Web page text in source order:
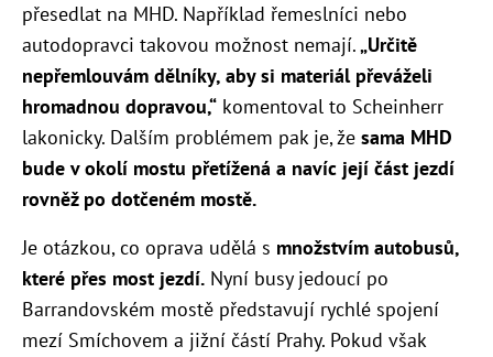
přesedlat na MHD. Například řemeslníci nebo
autodopravci takovou možnost nemají.„Určitě
nepřemlouvám dělníky, aby si materiál převáželi
hromadnou dopravou,“ komentoval to Scheinherr
lakonicky. Dalším problémem pak je, že sama MHD
bude v okolí mostu přetížená a navíc její část jezdí
rovněž po dotčeném mostě.
Je otázkou, co oprava udělá s množstvím autobusů,
které přes most jezdí. Nyní busy jedoucí po
Barrandovském mostě představují rychlé spojení
mezí Smíchovem a jižní částí Prahy. Pokud však